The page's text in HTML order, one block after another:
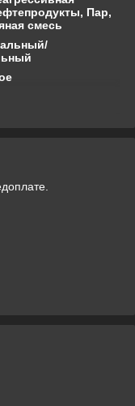
Пар,
смесь